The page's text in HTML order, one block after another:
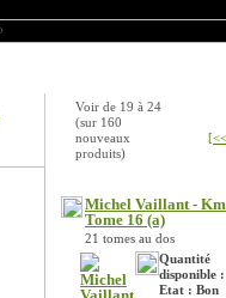
Voir de 19 à 24
(sur 160
nouveaux
produits)
Michel Vaillant -
Tome 16 (a)
21 tomes au dos
Quantité
disponible
Etat : Bon